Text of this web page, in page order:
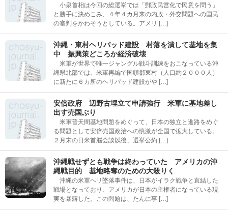
小泉首相は今回の総選挙では「郵政民営化で民意を問う」
と勝手に決めこみ、４年４カ月来の内政・外交問題への国民
の審判をかわそうとしている。アメリ […]
沖縄・東村ヘリパッド建設 村落を潰して基地を集
中 振興策どころか経済破壊
米軍が世界で唯一ジャングル戦斗訓練をおこなっている沖
縄県北部では、米軍再編で国頭郡東村（人口約２０００人）
に新たに６カ所のヘリパッド建設がや […]
安倍政府 辺野古埋立て申請強行 米軍に基地差し
出す売国ぶり
米軍普天間基地問題をめぐって、日本の独立と進路をめぐ
る問題として安倍売国政治への憤激が全国で拡大している。
２月末の日米首脳会談以後、選挙公約 […]
沖縄戦せずとも戦争は終わっていた アメリカの沖
縄戦目的 基地略奪のための大殺りく
沖縄の米軍ヘリ墜落事件は、日本がイラク戦争と直結した
戦場となっており、アメリカが日本の主権者になっている現
実を暴露した。この問題は、たんに事 […]